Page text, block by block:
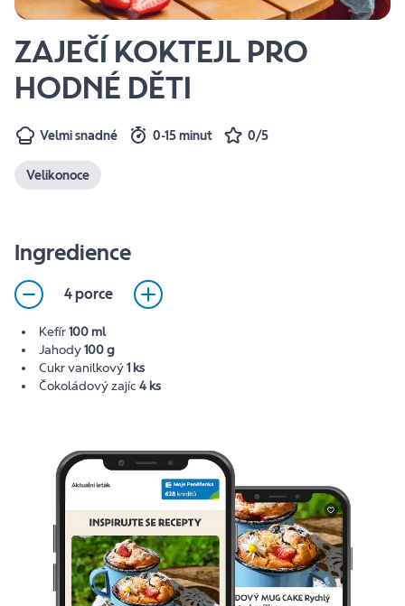
ZAJEČÍ KOKTEJL PRO
HODNÉ DĚTI
Velmi snadné 0-15 minut 0/5
Velikonoce
Ingredience
4 porce
Kefír100 ml
Jahody100 g
Cukr vanilkový1 ks
Čokoládový zajíc 4 ks